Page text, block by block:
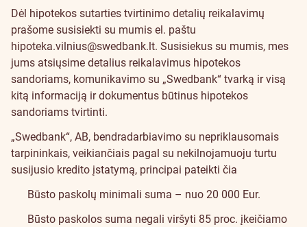
Dėl hipotekos sutarties tvirtinimo detalių reikalavimų
prašome susisiekti su mumis el. paštu
hipoteka.vilnius@swedbank.lt. Susisiekus su mumis, mes
jums atsiųsime detalius reikalavimus hipotekos
sandoriams, komunikavimo su „Swedbank“ tvarką ir visą
kitą informaciją ir dokumentus būtinus hipotekos
sandoriams tvirtinti.
„Swedbank“, AB, bendradarbiavimo su nepriklausomais
tarpininkais, veikiančiais pagal su nekilnojamuoju turtu
susijusio kredito įstatymą, principai pateikti čia
Būsto paskolų minimali suma – nuo 20 000 Eur.
Būsto paskolos suma negali viršyti 85 proc. įkeičiamo